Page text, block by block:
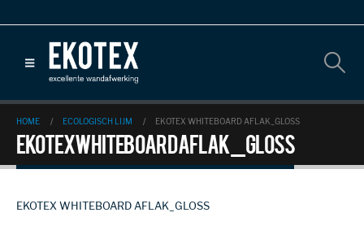
HOME ECOLOGISCH LIJM EKOTEX WHITEBOARD AFLAK_GLOSS
EKOTEX WHITEBOARD AFLAK_GLOSS
EKOTEX WHITEBOARD AFLAK_GLOSS